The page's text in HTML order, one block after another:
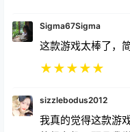
这款游戏太棒了，
★★★★★
我真的觉得这款游
的很有趣，而且我